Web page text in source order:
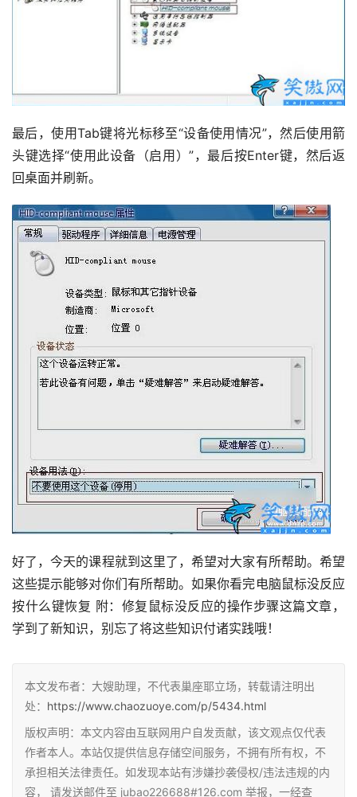
最后，使用Tab键将光标移至“设备使用情况”，然后使用箭
头键选择“使用此设备（启用）”，最后按Enter键，然后返
回桌面并刷新。
好了，今天的课程就到这里了，希望对大家有所帮助。希望
这些提示能够对你们有所帮助。如果你看完电脑鼠标没反应
按什么键恢复 附：修复鼠标没反应的操作步骤这篇文章，
学到了新知识，别忘了将这些知识付诸实践哦！
本文发布者：大嫂助理，不代表巢座耶立场，转载请注明出
处： https://www.chaozuoye.com/p/5434.html
版权声明：本文内容由互联网用户自发贡献，该文观点仅代表
作者本人。本站仅提供信息存储空间服务，不拥有所有权，不
承担相关法律责任。如发现本站有涉嫌抄袭侵权/违法违规的内
容， 请发送邮件至 jubao226688#126.com 举报，一经查